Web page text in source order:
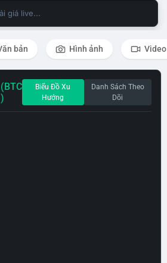
giá live...
bản Hình ảnh Video
(BTC
)
Biểu Đồ Xu
Hướng
Danh Sách Theo
Dõi